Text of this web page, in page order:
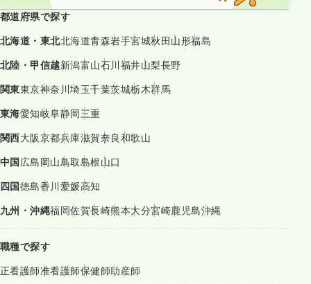
都道府県で探す
北海道・東北北海道青森岩手宮城秋田山形福島
北陸・甲信越新潟富山石川福井山梨長野
関東東京神奈川埼玉千葉茨城栃木群馬
東海愛知岐阜静岡三重
関西大阪京都兵庫滋賀奈良和歌山
中国広島岡山鳥取島根山口
四国徳島香川愛媛高知
九州・沖縄福岡佐賀長崎熊本大分宮崎鹿児島沖縄
職種で探す
正看護師准看護師保健師助産師